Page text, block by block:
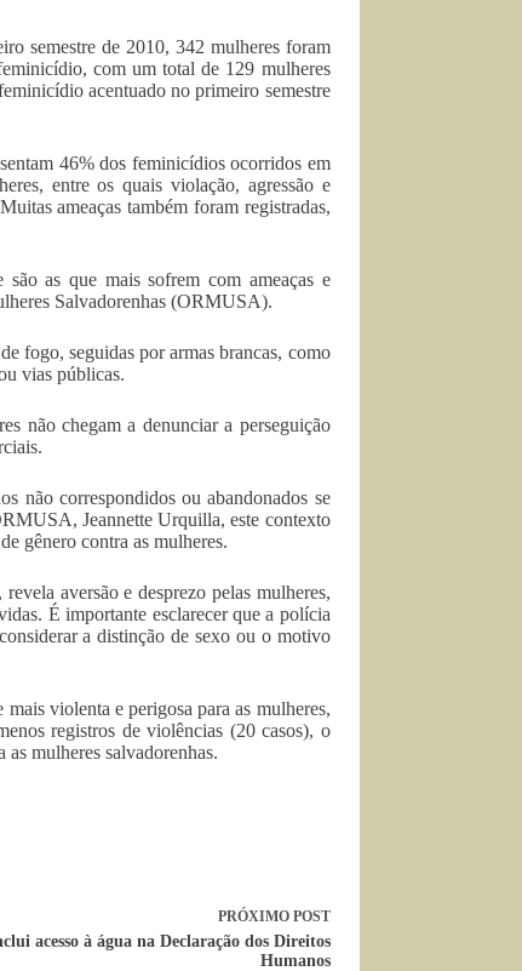
semestre de 2010, 342 mulheres foram
com um total de 129 mulheres
acentuado no primeiro semestre
46% dos feminicídios ocorridos em
entre os quais violação, agressão e
ameaças também foram registradas,
as que mais sofrem com ameaças e
Salvadorenhas (ORMUSA).
fogo, seguidas por armas brancas, como
vias públicas.
não chegam a denunciar a perseguição
não correspondidos ou abandonados se
Jeannette Urquilla, este contexto
gênero contra as mulheres.
aversão e desprezo pelas mulheres,
É importante esclarecer que a polícia
a distinção de sexo ou o motivo
violenta e perigosa para as mulheres,
registros de violências (20 casos), o
mulheres salvadorenhas.
PRÓXIMO POST
acesso à água na Declaração dos Direitos
Humanos